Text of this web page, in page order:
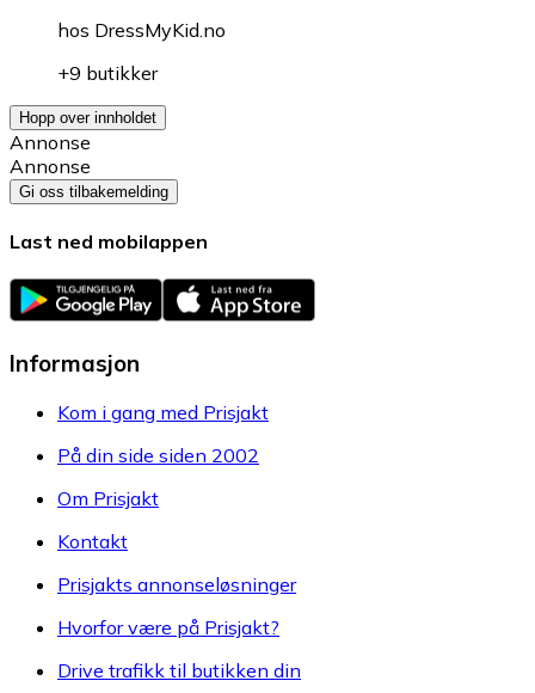
hos DressMyKid.no
+9 butikker
Hopp over innholdet
Annonse
Annonse
Gi oss tilbakemelding
Last ned mobilappen
Informasjon
Kom i gang med Prisjakt
På din side siden 2002
Om Prisjakt
Kontakt
Prisjakts annonseløsninger
Hvorfor være på Prisjakt?
Drive trafikk til butikken din